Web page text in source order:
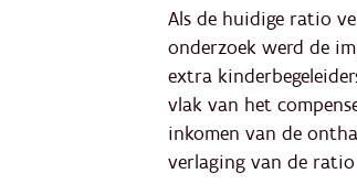
Als de huidige ratio
onderzoek werd de
extra
vlak van het
inkomen van de
verlaging van de